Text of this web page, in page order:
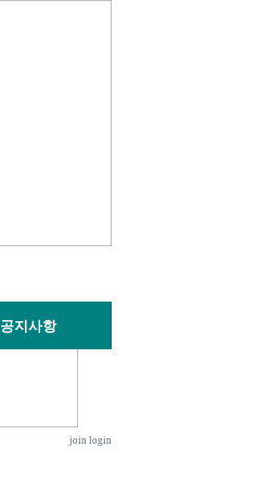
공지사항
join login